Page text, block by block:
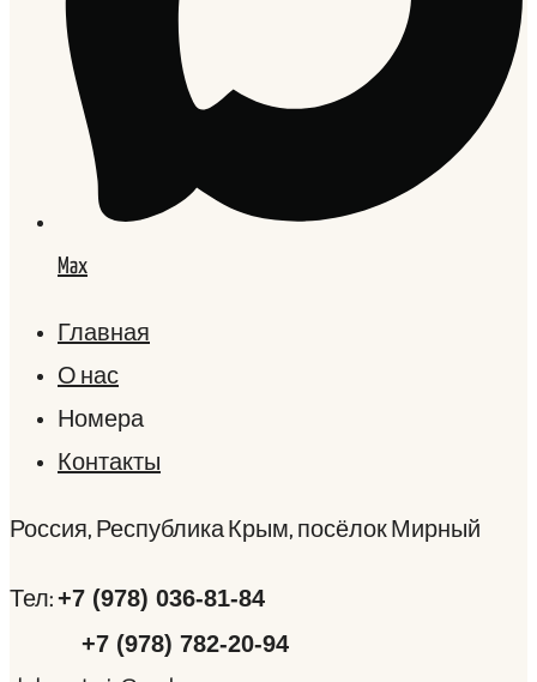
Max
Главная
О нас
Номера
Контакты
Россия, Республика Крым, посёлок Мирный
Тел: +7 (978) 036-81-84
+7 (978) 782-20-94